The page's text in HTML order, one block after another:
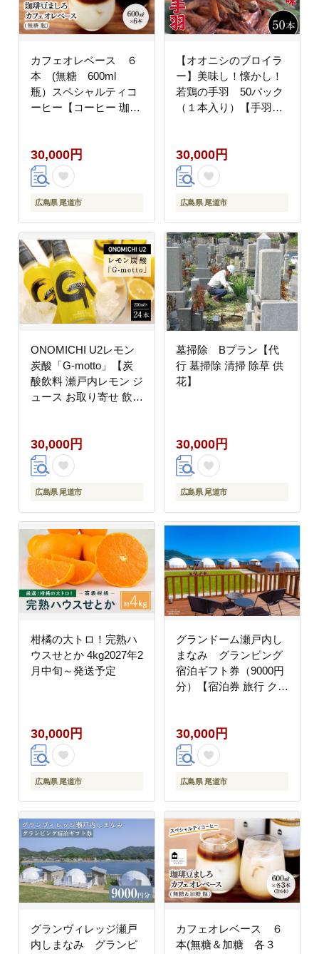
カフェオレベース ６
本 (無糖 600ml
瓶）スペシャルティコ
ーヒー【コーヒー 珈琲
ック 無糖 ブレンド 飲
料 美味しい 濃縮 スペ
シャルティコーヒー 広
島県 尾道市】
30,000円
広島県 尾道市
【オオニシのブロイラ
ー】美味し！懐かし！
若鶏の手羽 50パック
（１本入り）【手羽先
ルメ お取り寄せ 取り寄
せ ご当地グルメ 名産
特産 名産品 特産品 お
つまみ とり肉 鶏肉 手
30,000円
広島県 尾道市
ONOMICHI U2レモン
炭酸「G-motto」【炭
酸飲料 瀬戸内レモン ジ
ュース お取り寄せ 飲料
30,000円
広島県 尾道市
墓掃除 Bプラン【代
行 墓掃除 清掃 除草 供
花】
30,000円
広島県 尾道市
柑橘の大トロ！完熟ハ
ウスせとか 4kg2027年2
月中旬～発送予定
30,000円
広島県 尾道市
グランドーム瀬戸内し
まなみ グランピング
宿泊ギフト券（9000円
分）【宿泊券 旅行 クー
グランピング 広島県 尾
道市】
30,000円
広島県 尾道市
グランヴィレッジ瀬戸
内しまなみ グランピ
カフェオレベース ６
本(無糖＆加糖 各３